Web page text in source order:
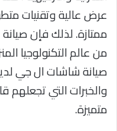
عرض عالية وتقنيات
ممتازة. لذلك فإن
من عالم التكنولوجيا
صيانة شاشات ال جي
والخبرات التي تجعلهم
متميزة.